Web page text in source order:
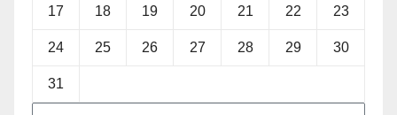
17 18 19 20 21 22 23
24 25 26 27 28 29 30
31